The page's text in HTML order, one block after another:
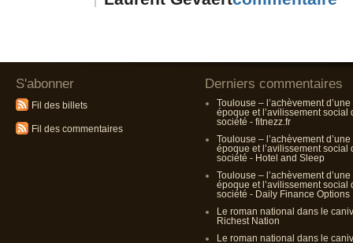
S'abonner
Fil des billets
Fil des commentaires
Derniers commentaires
Toulouse – l’achèvement d’une
époque et l’avilissement social
société - fitnezz.fr
Toulouse – l’achèvement d’une
époque et l’avilissement social
société - Hotel and Sleep
Toulouse – l’achèvement d’une
époque et l’avilissement social
société - Daily Finance Options
Le roman national dans le
Richest Nation
Le roman national dans le